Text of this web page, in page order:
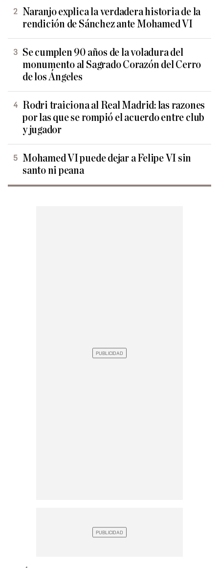
Naranjo explica la verdadera historia de la
rendición de Sánchez ante Mohamed VI
Se cumplen 90 años de la voladura del
monumento al Sagrado Corazón del Cerro
de los Ángeles
Rodri traiciona al Real Madrid: las razones
por las que se rompió el acuerdo entre club
y jugador
Mohamed VI puede dejar a Felipe VI sin
santo ni peana